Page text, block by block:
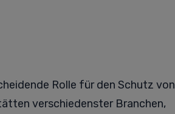
Rolle für den Schutz von
verschiedenster Branchen,